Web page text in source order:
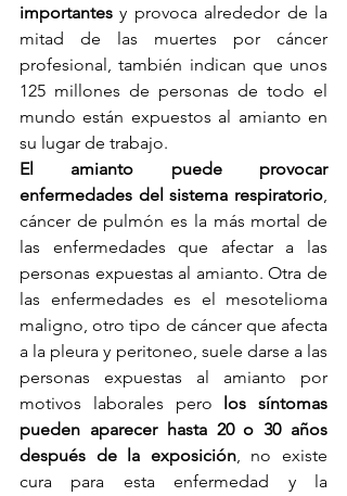
importantes y provoca alrededor de la
mitad de las muertes por cáncer
profesional, también indican que unos
125 millones de personas de todo el
mundo están expuestos al amianto en
su lugar de trabajo.
El amianto puede provocar
enfermedades del sistema respiratorio,
cáncer de pulmón es la más mortal de
las enfermedades que afectar a las
personas expuestas al amianto. Otra de
las enfermedades es el mesotelioma
maligno, otro tipo de cáncer que afecta
a la pleura y peritoneo, suele darse a las
personas expuestas al amianto por
motivos laborales pero los síntomas
pueden aparecer hasta 20 o 30 años
después de la exposición, no existe
cura para esta enfermedad y la